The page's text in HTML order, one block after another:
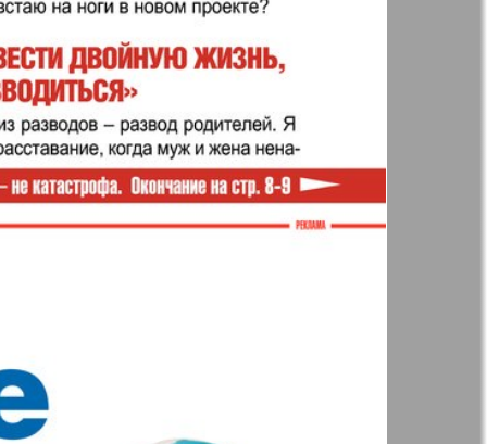
41
47
53 54
Англия
Аугсбург-сити
Будь здоров
info